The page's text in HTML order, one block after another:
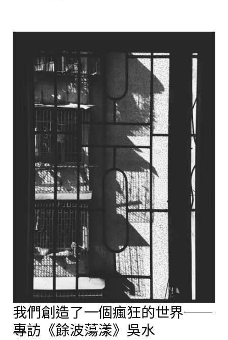
我們創造了一個瘋狂的世界──
專訪《餘波蕩漾》吳水